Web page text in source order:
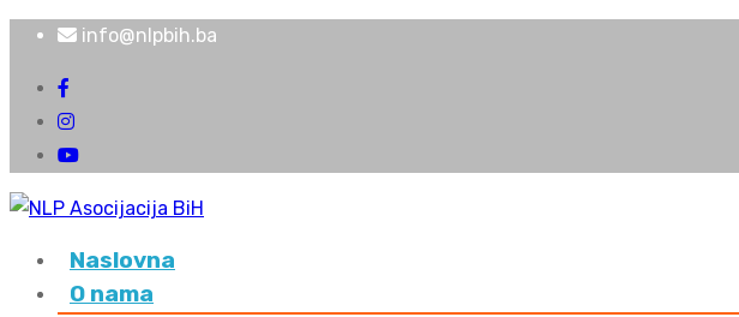
info@nlpbih.ba
Naslovna
O nama